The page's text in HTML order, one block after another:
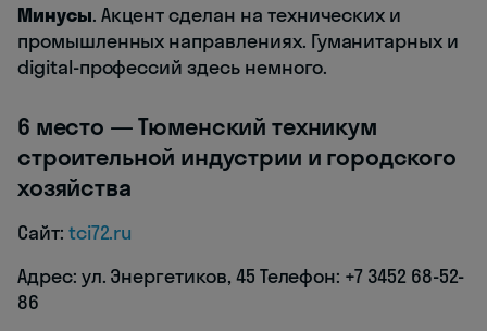
Минусы. Акцент сделан на технических и
промышленных направлениях. Гуманитарных и
digital-профессий здесь немного.
6 место — Тюменский техникум
строительной индустрии и городского
хозяйства
Сайт: tci72.ru
Адрес: ул. Энергетиков, 45 Телефон: +7 3452 68-52-
86